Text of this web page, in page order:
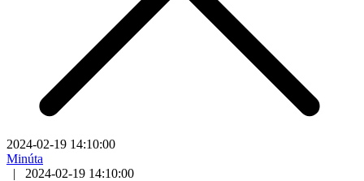
2024-02-19 14:10:00
Minúta
|
2024-02-19 14:10:00